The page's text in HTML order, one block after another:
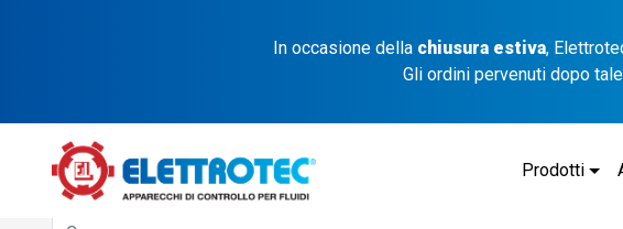
In occasione della chiusura estiva,
Gli ordini pervenuti dopo
Prodotti